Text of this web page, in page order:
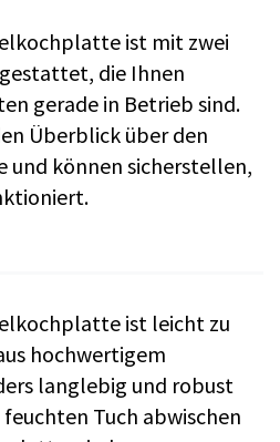
ist mit zwei
die Ihnen
gerade in Betrieb sind.
Überblick über den
und können sicherstellen,
ist leicht zu
hochwertigem
langlebig und robust
Tuch abwischen